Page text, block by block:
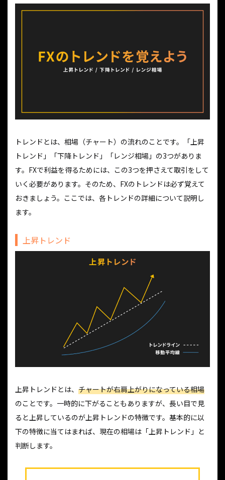
トレンドとは、相場（チャート）の流れのことです。「上昇
トレンド」「下降トレンド」「レンジ相場」の3つがありま
す。FXで利益を得るためには、この3つを押さえて取引をして
いく必要があります。そのため、FXのトレンドは必ず覚えて
おきましょう。ここでは、各トレンドの詳細について説明し
ます。
上昇トレンド
上昇トレンドとは、 チャートが右肩上がりになっている相場
のことです。一時的に下がることもありますが、長い目で見
ると上昇しているのが上昇トレンドの特徴です。基本的に以
下の特徴に当てはまれば、現在の相場は「上昇トレンド」と
判断します。